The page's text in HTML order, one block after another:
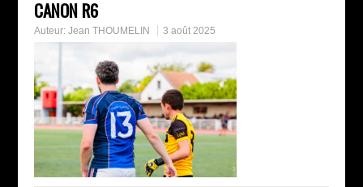
CANON R6
Auteur:Jean THOUMELIN 3 août 2025